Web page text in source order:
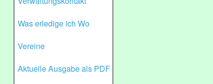
Was erledige ich Wo
Vereine
Aktuelle Ausgabe als PDF